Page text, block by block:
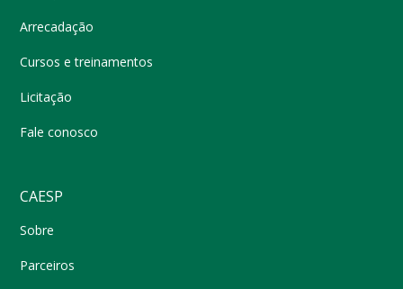
Arrecadação
Cursos e treinamentos
Licitação
Fale conosco
CAESP
Sobre
Parceiros